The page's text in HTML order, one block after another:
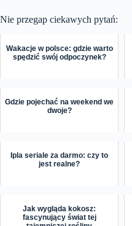
Nie przegap ciekawych pytań:
Wakacje w polsce: gdzie warto
spędzić swój odpoczynek?
Gdzie pojechać na weekend we
dwoje?
Ipla seriale za darmo: czy to
jest realne?
Jak wygląda kokosz:
fascynujący świat tej